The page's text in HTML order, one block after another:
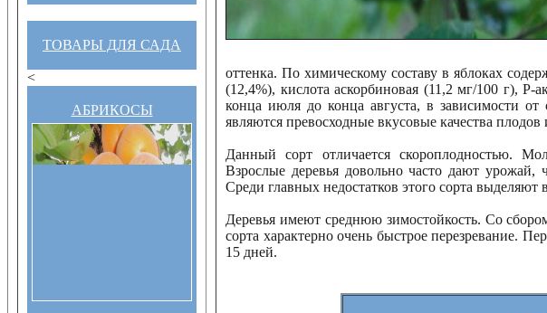
ТОВАРЫ ДЛЯ САДА
<
АБРИКОСЫ
оттенка. По химическому составу в яблоках
(12,4%), кислота аскорбиновая (11,2 мг/100 г),
конца июля до конца августа, в зависимости
являются превосходные вкусовые качества плодов
Данный сорт отличается скороплодностью.
Взрослые деревья довольно часто дают
Среди главных недостатков этого сорта
Деревья имеют среднюю зимостойкость. Со
сорта характерно очень быстрое перезревание.
15 дней.